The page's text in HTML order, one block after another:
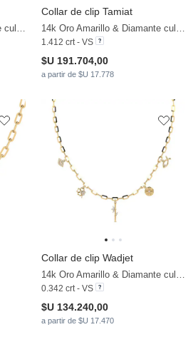
14k Oro Amarillo & Diamante cultivado en laboratorio
Collar de clip Tamiat
14k Oro Amarillo & Diamante cultivado en laboratorio
1.412 crt - VS
$U 191.704,00
a partir de $U 17.778
Collar de clip Wadjet
14k Oro Amarillo & Diamante cultivado en laboratorio
0.342 crt - VS
$U 134.240,00
a partir de $U 17.470